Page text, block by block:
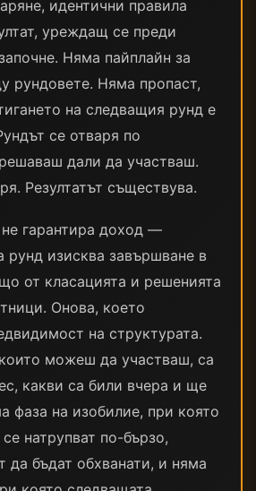
идентични правила
уреждащ се преди
Няма пайплайн за
рундовете. Няма пропаст,
на следващия рунд е
се отваря по
дали да участваш.
Резултатът съществува.
гарантира доход —
рунд изисква завършване в
от класацията и решенията
Онова, което
на структурата.
можеш да участваш, са
какви са били вчера и ще
фаза на изобилие, при която
натрупват по-бързо,
да бъдат обхванати, и няма